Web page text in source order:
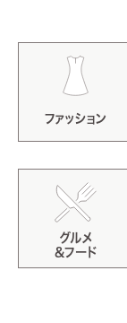
ファッション
グルメ
&フード